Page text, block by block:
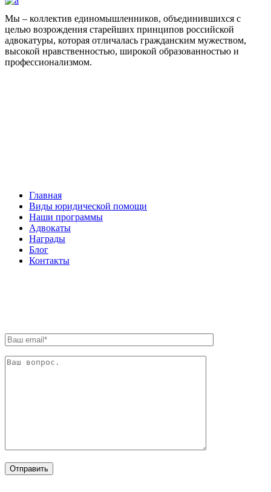
Мы – коллектив единомышленников, объединившихся с
целью возрождения старейших принципов российской
адвокатуры, которая отличалась гражданским мужеством,
высокой нравственностью, широкой образованностью и
профессионализмом.
Главная
Виды юридической помощи
Наши программы
Адвокаты
Награды
Блог
Контакты